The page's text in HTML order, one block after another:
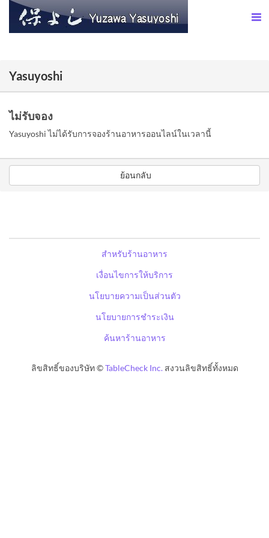
Yasuyoshi
ไม่รับจอง
Yasuyoshi ไม่ได้รับการจองร้านอาหารออนไลน์ในเวลานี้
ย้อนกลับ
สำหรับร้านอาหาร
เงื่อนไขการให้บริการ
นโยบายความเป็นส่วนตัว
นโยบายการชำระเงิน
ค้นหาร้านอาหาร
ลิขสิทธิ์ของบริษัท ©TableCheck Inc.สงวนลิขสิทธิ์ทั้งหมด